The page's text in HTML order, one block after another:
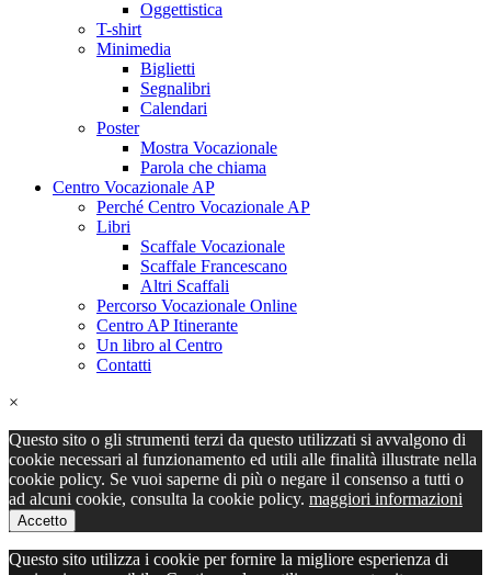
Oggettistica
T-shirt
Minimedia
Biglietti
Segnalibri
Calendari
Poster
Mostra Vocazionale
Parola che chiama
Centro Vocazionale AP
Perché Centro Vocazionale AP
Libri
Scaffale Vocazionale
Scaffale Francescano
Altri Scaffali
Percorso Vocazionale Online
Centro AP Itinerante
Un libro al Centro
Contatti
×
Questo sito o gli strumenti terzi da questo utilizzati si avvalgono di
cookie necessari al funzionamento ed utili alle finalità illustrate nella
cookie policy. Se vuoi saperne di più o negare il consenso a tutti o
ad alcuni cookie, consulta la cookie policy. maggiori informazioni
Accetto
Questo sito utilizza i cookie per fornire la migliore esperienza di